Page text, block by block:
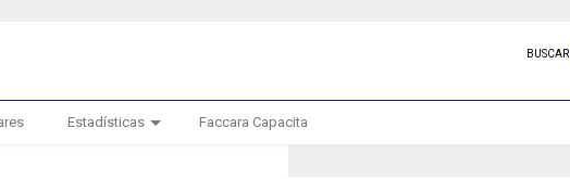
BUSCAR
Estadísticas Faccara Capacita